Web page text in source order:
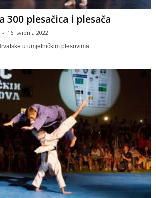
300 plesačica i plesača
- 16. svibnja 2022
u umjetničkim plesovima